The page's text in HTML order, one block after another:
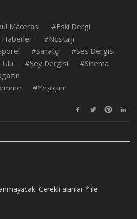
Macerası
Eski Dergi
Haberler
Nostalji
Sanatçı
Ses Dergisi
Ulu
Şey Dergisi
Sinema
Yeşilçam
Gerekli alanlar * ile